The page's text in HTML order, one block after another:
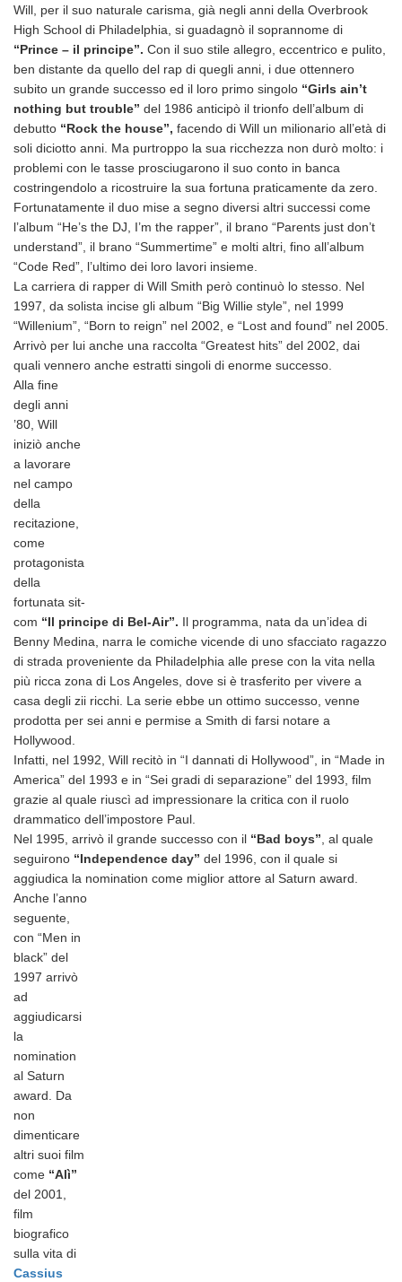
Will, per il suo naturale carisma, già negli anni della Overbrook
High School di Philadelphia, si guadagnò il soprannome di
“Prince – il principe”. Con il suo stile allegro, eccentrico e pulito,
ben distante da quello del rap di quegli anni, i due ottennero
subito un grande successo ed il loro primo singolo “Girls ain’t
nothing but trouble” del 1986 anticipò il trionfo dell’album di
debutto “Rock the house”, facendo di Will un milionario all’età di
soli diciotto anni. Ma purtroppo la sua ricchezza non durò molto: i
problemi con le tasse prosciugarono il suo conto in banca
costringendolo a ricostruire la sua fortuna praticamente da zero.
Fortunatamente il duo mise a segno diversi altri successi come
l’album “He’s the DJ, I’m the rapper”, il brano “Parents just don’t
understand”, il brano “Summertime” e molti altri, fino all’album
“Code Red”, l’ultimo dei loro lavori insieme.
La carriera di rapper di Will Smith però continuò lo stesso. Nel
1997, da solista incise gli album “Big Willie style”, nel 1999
“Willenium”, “Born to reign” nel 2002, e “Lost and found” nel 2005.
Arrivò per lui anche una raccolta “Greatest hits” del 2002, dai
quali vennero anche estratti singoli di enorme successo.
Alla fine
degli anni
’80, Will
iniziò anche
a lavorare
nel campo
della
recitazione,
come
protagonista
della
fortunata sit-
com “Il principe di Bel-Air”. Il programma, nata da un’idea di
Benny Medina, narra le comiche vicende di uno sfacciato ragazzo
di strada proveniente da Philadelphia alle prese con la vita nella
più ricca zona di Los Angeles, dove si è trasferito per vivere a
casa degli zii ricchi. La serie ebbe un ottimo successo, venne
prodotta per sei anni e permise a Smith di farsi notare a
Hollywood.
Infatti, nel 1992, Will recitò in “I dannati di Hollywood”, in “Made in
America” del 1993 e in “Sei gradi di separazione” del 1993, film
grazie al quale riuscì ad impressionare la critica con il ruolo
drammatico dell’impostore Paul.
Nel 1995, arrivò il grande successo con il “Bad boys”, al quale
seguirono “Independence day” del 1996, con il quale si
aggiudica la nomination come miglior attore al Saturn award.
Anche l’anno
seguente,
con “Men in
black” del
1997 arrivò
ad
aggiudicarsi
la
nomination
al Saturn
award. Da
non
dimenticare
altri suoi film
come “Alì”
del 2001,
film
biografico
sulla vita di
Cassius